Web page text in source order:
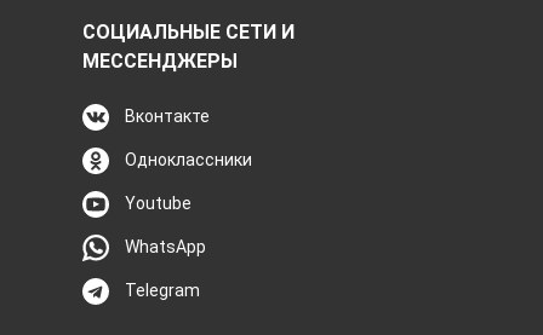
СОЦИАЛЬНЫЕ СЕТИ И
МЕССЕНДЖЕРЫ
Вконтакте
Одноклассники
Youtube
WhatsApp
Telegram